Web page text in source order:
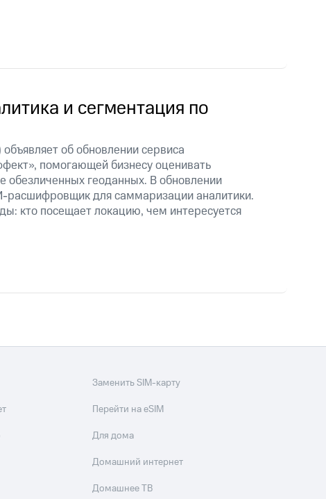
и сегментация по
об обновлении сервиса
помогающей бизнесу оценивать
обезличенных геоданных. В обновлении
расшифровщик для саммаризации аналитики.
кто посещает локацию, чем интересуется
Заменить SIM-карту
Перейти на eSIM
Для дома
Домашний интернет
Домашнее ТВ